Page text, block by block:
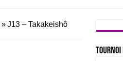
de victoires face à un Hoshoryu
» J13 – Takakeishô
Tournoi